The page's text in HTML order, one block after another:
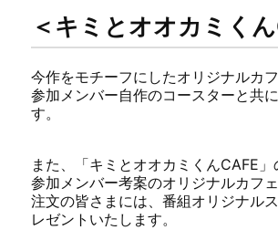
＜キミとオオカミく
今作をモチーフにしたオリジナルカ
参加メンバー自作のコースターと共
す。
また、「キミとオオカミくんCAFE」
参加メンバー考案のオリジナルカフ
注文の皆さまには、番組オリジナル
レゼントいたします。